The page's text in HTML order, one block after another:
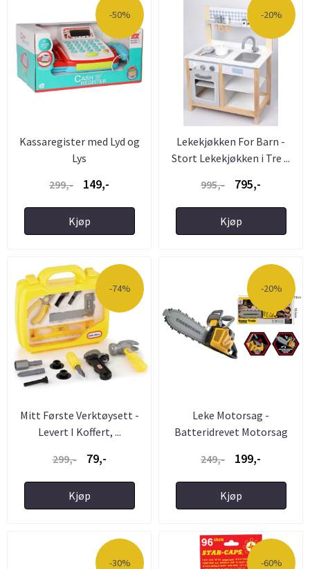
-50%
Kassaregister med Lyd og
Lys
299,-
149,-
Kjøp
-20%
Lekekjøkken For Barn -
Stort Lekekjøkken i Tre ...
995,-
795,-
Kjøp
-74%
Mitt Første Verktøysett -
Levert I Koffert, ...
299,-
79,-
Kjøp
-20%
Leke Motorsag -
Batteridrevet Motorsag
249,- 199,-
Kjøp
-30% -60%